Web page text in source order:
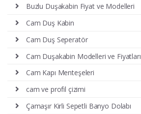
Buzlu Duşakabin Fiyat ve Modelleri
Cam Duş Kabin
Cam Duş Seperatör
Cam Duşakabin Modelleri ve Fiyatları
Cam Kapı Menteşeleri
cam ve profil çizimi
Çamaşır Kirli Sepetli Banyo Dolabı